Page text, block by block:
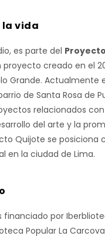
la vida
es parte del
proyecto creado en el
Grande. Actualmente
de Santa Rosa de
relacionados
del arte y la
Quijote se posiciona
en la ciudad de Lima.
financiado por
Popular La